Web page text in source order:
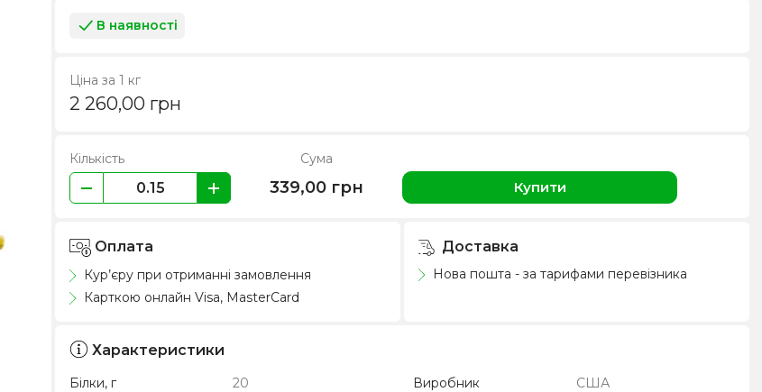
В наявності
Ціна за 1 кг
2 260,00 грн
Кількість Сума
339,00 грн Купити
Оплата
Кур’єру при отриманні замовлення
Карткою онлайн Visa, MasterCard
Доставка
Нова пошта - за тарифами перевізника
Характеристики
Білки, г 20 Виробник
США